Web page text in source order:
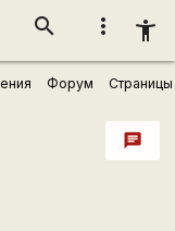
more_vert accessibility_new
search
Форум Страницы
chat